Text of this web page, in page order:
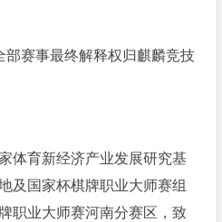
部赛事最终解释权归麒麟竞技
体育新经济产业发展研究基
及国家杯棋牌职业大师赛组
职业大师赛河南分赛区，致